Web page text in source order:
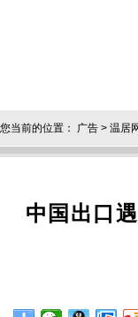
您当前的位置： 广告 > 温居
中国出口